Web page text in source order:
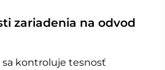
zariadenia na odvod
kontroluje tesnosť